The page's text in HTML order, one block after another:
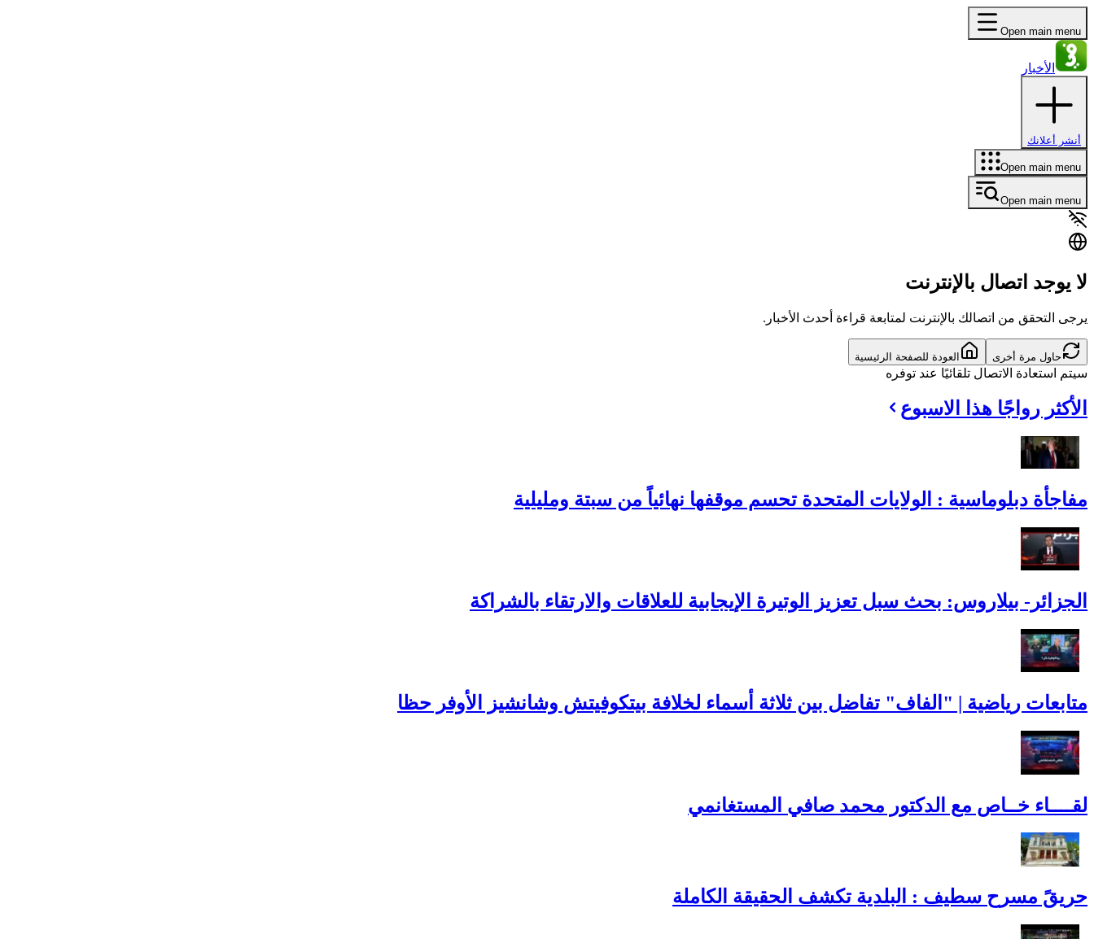
Open main menu
الأخبار
أنشر أعلانك
Open main menu
Open main menu
لا يوجد اتصال بالإنترنت
يرجى التحقق من اتصالك بالإنترنت لمتابعة قراءة أحدث الأخبار.
حاول مرة أخرى العودة للصفحة الرئيسية
سيتم استعادة الاتصال تلقائيًا عند توفره
الأكثر رواجًا هذا الاسبوع
مفاجأة دبلوماسية : الولايات المتحدة تحسم موقفها نهائياً من سبتة ومليلية
الجزائر- بيلاروس: بحث سبل تعزيز الوتيرة الإيجابية للعلاقات والارتقاء بالشراكة
متابعات رياضية | "الفاف" تفاضل بين ثلاثة أسماء لخلافة بيتكوفيتش وشانشيز الأوفر حظا
لقــــاء خــاص مع الدكتور محمد صافي المستغانمي
حريقً مسرح سطيف : البلدية تكشف الحقيقة الكاملة